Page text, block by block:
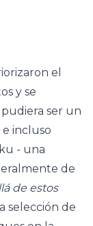
el
y se
ser un
incluso
- una
de
de estos
selección de